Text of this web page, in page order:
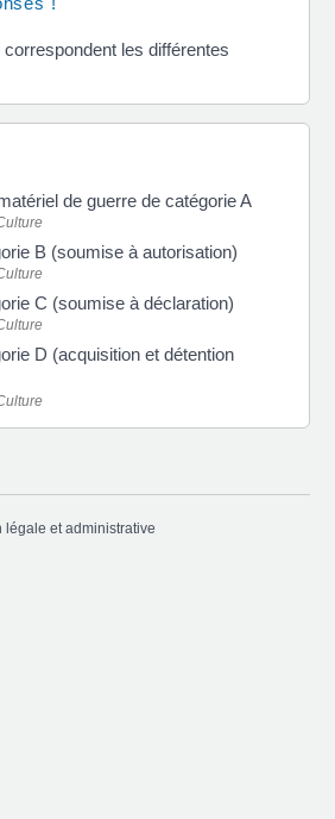
les différentes
de guerre de catégorie A
B (soumise à autorisation)
C (soumise à déclaration)
D (acquisition et détention
légale et administrative